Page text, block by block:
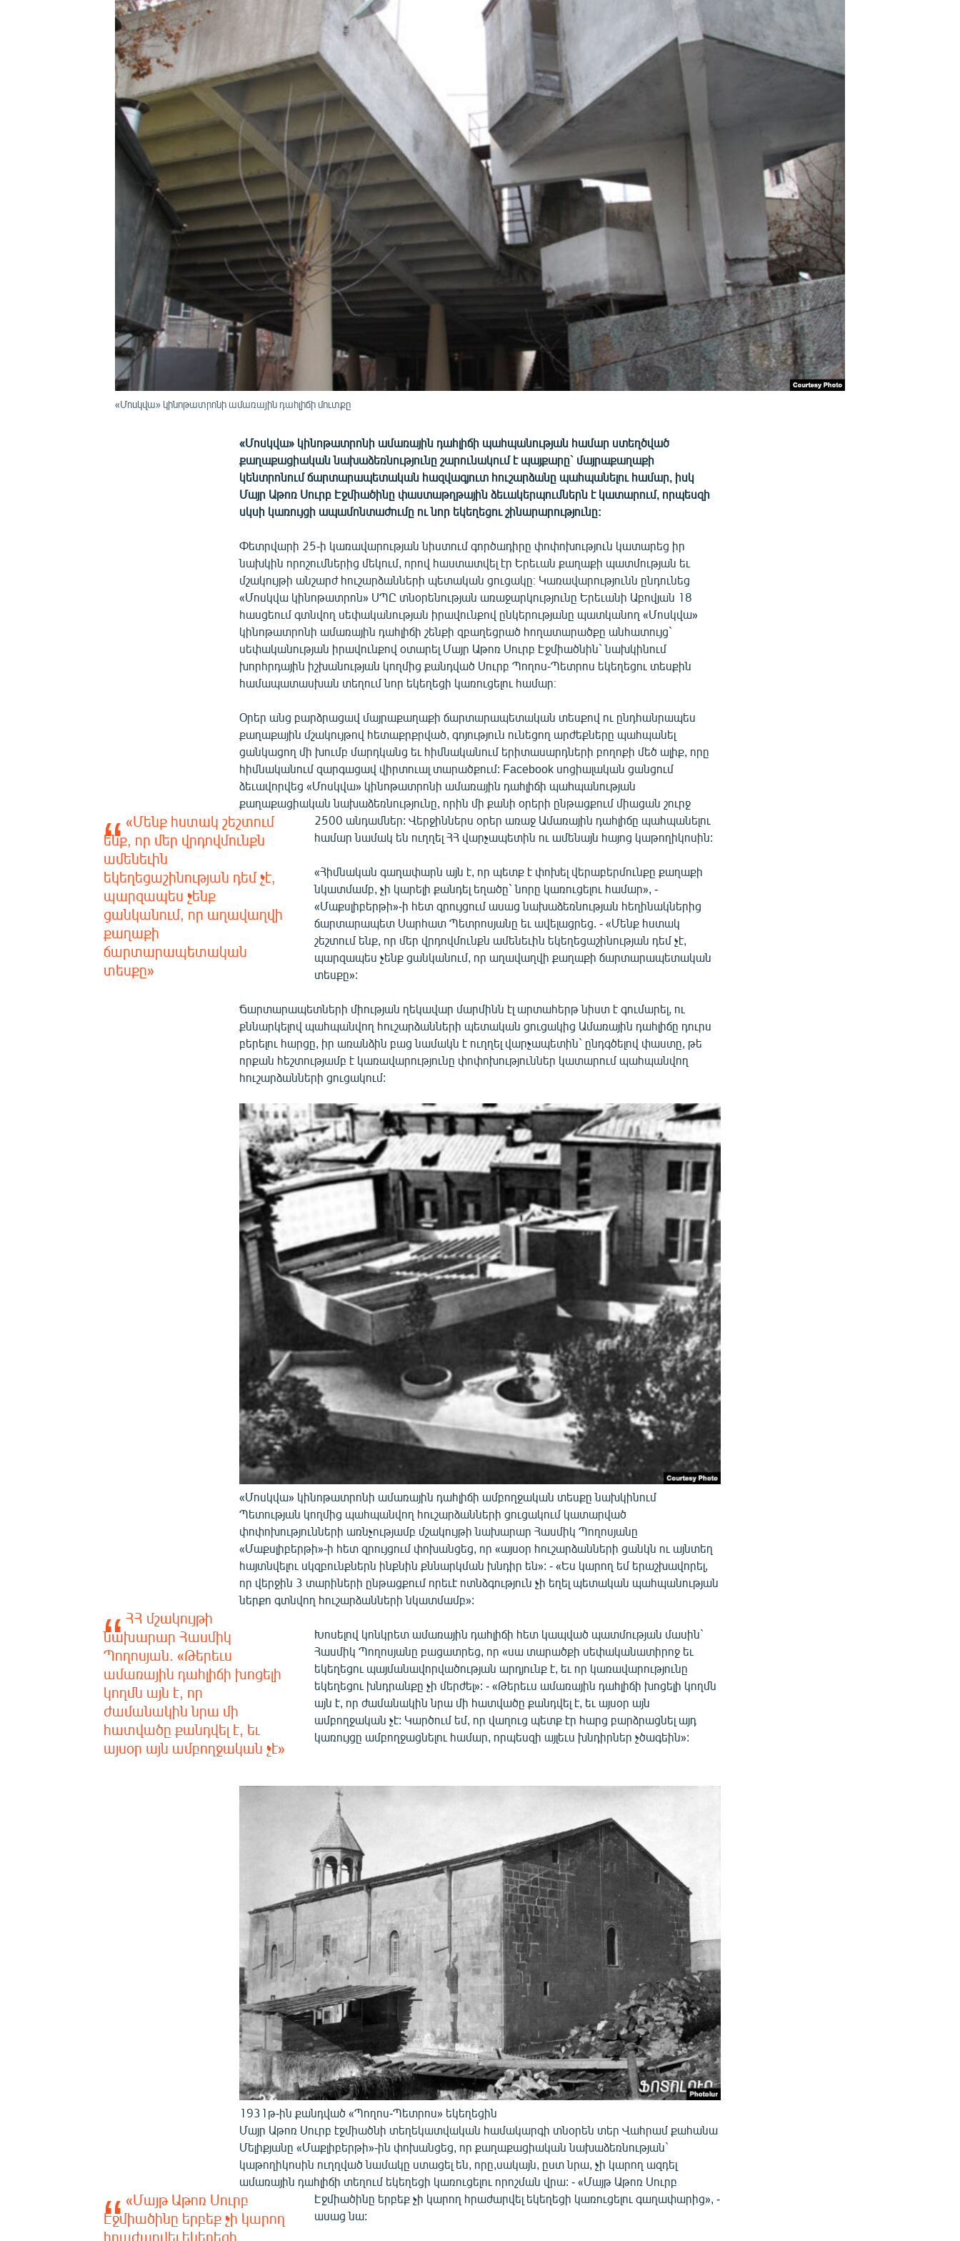
ՄԵԿՆԱԲԱՆՈՒԹՅՈՒՆ
ՁԳՏԵԼՈՎ ԼԱՎԱԳՈՒՅՆԻՆ
«Մոսկվա» կինոթատրոնի ամառային դահլիճի մուտքը
«Մոսկվա» կինոթատրոնի ամառային դահլիճի պահպանության համար ստեղծված
քաղաքացիական նախաձեռնությունը շարունակում է պայքարը` մայրաքաղաքի
կենտրոնում ճարտարապետական հազվագյուտ հուշարձանը պահպանելու համար, իսկ
Մայր Աթոռ Սուրբ Էջմիածինը փաստաթղթային ձեւակերպումներն է կատարում, որպեսզի
սկսի կառույցի ապամոնտաժումը ու նոր եկեղեցու շինարարությունը:
Փետրվարի 25-ի կառավարության նիստում գործադիրը փոփոխություն կատարեց իր
նախկին որոշումներից մեկում, որով հաստատվել էր Երեւան քաղաքի պատմության եւ
մշակույթի անշարժ հուշարձանների պետական ցուցակը։ Կառավարությունն ընդունեց
«Մոսկվա կինոթատրոն» ՍՊԸ տնօրենության առաջարկությունը Երեւանի Աբովյան 18
հասցեում գտնվող սեփականության իրավունքով ընկերությանը պատկանող «Մոսկվա»
կինոթատրոնի ամառային դահլիճի շենքի զբաղեցրած հողատարածքը անհատույց`
սեփականության իրավունքով օտարել Մայր Աթոռ Սուրբ Էջմիածնին` նախկինում
խորհրդային իշխանության կողմից քանդված Սուրբ Պողոս-Պետրոս եկեղեցու տեսքին
համապատասխան տեղում նոր եկեղեցի կառուցելու համար։
Օրեր անց բարձրացավ մայրաքաղաքի ճարտարապետական տեսքով ու ընդհանրապես
քաղաքային մշակույթով հետաքրքրված, գոյություն ունեցող արժեքները պահպանել
ցանկացող մի խումբ մարդկանց եւ հիմնականում երիտասարդների բողոքի մեծ ալիք, որը
հիմնականում զարգացավ վիրտուալ տարածքում: Facebook սոցիալական ցանցում
ձեւավորվեց «Մոսկվա» կինոթատրոնի ամառային դահլիճի պաhպանության
քաղաքացիական նախաձեռնությունը, որին մի քանի օրերի ընթացքում միացան շուրջ
2500 անդամներ:
«Մենք հստակ շեշտում
ենք, որ մեր վրդովմունքն
ամենեւին
եկեղեցաշինության դեմ չէ,
պարզապես չենք
ցանկանում, որ աղավաղվի
քաղաքի
ճարտարապետական
տեսքը»
Վերջիններս օրեր առաջ Ամառային դահլիճը պահպանելու
համար նամակ են ուղղել ՀՀ վարչապետին ու ամենայն հայոց կաթողիկոսին:
«Հիմնական գաղափարն այն է, որ պետք է փոխել վերաբերմունքը քաղաքի
նկատմամբ, չի կարելի քանդել եղածը` նորը կառուցելու համար», -
«Մաքսլիբերթի»-ի հետ զրույցում ասաց նախաձեռնության հեղինակներից
ճարտարապետ Սարհատ Պետրոսյանը եւ ավելացրեց. - «Մենք հստակ
շեշտում ենք, որ մեր վրդովմունքն ամենեւին եկեղեցաշինության դեմ չէ,
պարզապես չենք ցանկանում, որ աղավաղվի քաղաքի ճարտարապետական
տեսքը»:
Ճարտարապետների միության ղեկավար մարմինն էլ արտահերթ նիստ է գումարել, ու
քննարկելով պահպանվող հուշարձանների պետական ցուցակից Ամառային դահլիճը դուրս
բերելու հարցը, իր առանձին բաց նամակն է ուղղել վարչապետին` ընդգծելով փաստը, թե
որքան հեշտությամբ է կառավարությունը փոփոխություններ կատարում պահպանվող
հուշարձանների ցուցակում:
«Մոսկվա» կինոթատրոնի ամառային դահլիճի ամբողջական տեսքը նախկինում
Պետության կողմից պահպանվող հուշարձանների ցուցակում կատարված
փոփոխությունների առնչությամբ մշակույթի նախարար Հասմիկ Պողոսյանը
«Մաքսլիբերթի»-ի հետ զրույցում փոխանցեց, որ «այսօր հուշարձանների ցանկն ու այնտեղ
հայտնվելու սկզբունքներն ինքնին քննարկման խնդիր են»: - «Ես կարող եմ երաշխավորել,
որ վերջին 3 տարիների ընթացքում որեւէ ոտնձգություն չի եղել պետական պահպանության
ներքո գտնվող հուշարձանների նկատմամբ»:
ՀՀ մշակույթի
նախարար Հասմիկ
Պողոսյան. «Թերեւս
ամառային դահլիճի խոցելի
կողմն այն է, որ
ժամանակին նրա մի
հատվածը քանդվել է, եւ
այսօր այն ամբողջական չէ»
Խոսելով կոնկրետ ամառային դահլիճի հետ կապված պատմության մասին`
Հասմիկ Պողոսյանը բացատրեց, որ «սա տարածքի սեփականատիրոջ եւ
եկեղեցու պայմանավորվածության արդյունք է, եւ որ կառավարությունը
եկեղեցու խնդրանքը չի մերժել»: - «Թերեւս ամառային դահլիճի խոցելի կողմն
այն է, որ ժամանակին նրա մի հատվածը քանդվել է, եւ այսօր այն
ամբողջական չէ: Կարծում եմ, որ վաղուց պետք էր հարց բարձրացնել այդ
կառույցը ամբողջացնելու համար, որպեսզի այլեւս խնդիրներ չծագեին»:
1931թ-ին քանդված «Պողոս-Պետրոս» եկեղեցին
Մայր Աթոռ Սուրբ էջմիածնի տեղեկատվական համակարգի տնօրեն տեր Վահրամ քահանա
Մելիքյանը «Մաքլիբերթի»-ին փոխանցեց, որ քաղաքացիական նախաձեռնության`
կաթողիկոսին ուղղված նամակը ստացել են, որը,սակայն, ըստ նրա, չի կարող ազդել
ամառային դահլիճի տեղում եկեղեցի կառուցելու որոշման վրա: - «Մայթ Աթոռ Սուրբ
Էջմիածինը երբեք չի կարող հրաժարվել եկեղեցի կառուցելու
«Մայթ Աթոռ Սուրբ
Էջմիածինը երբեք չի կարող
հրաժարվել եկեղեցի
գաղափարից», -
ասաց նա: